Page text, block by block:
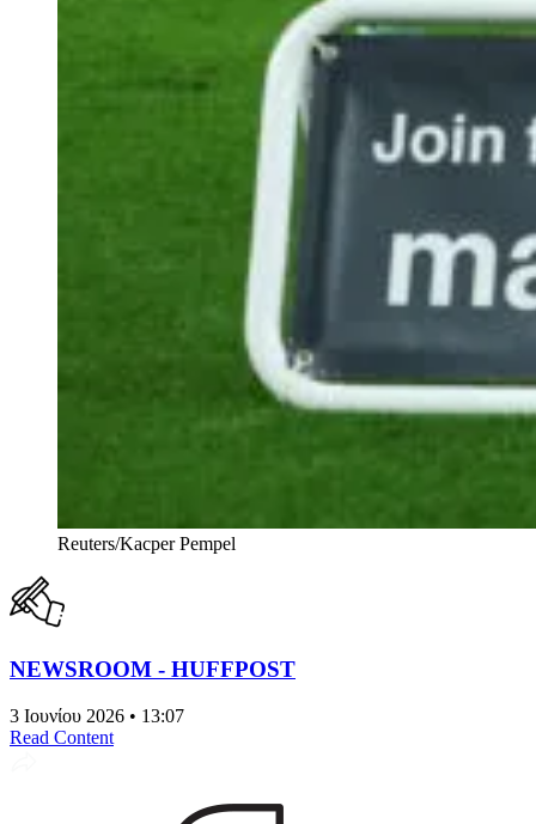
Reuters/Kacper Pempel
NEWSROOM - HUFFPOST
3 Ιουνίου 2026 • 13:07
Read Content